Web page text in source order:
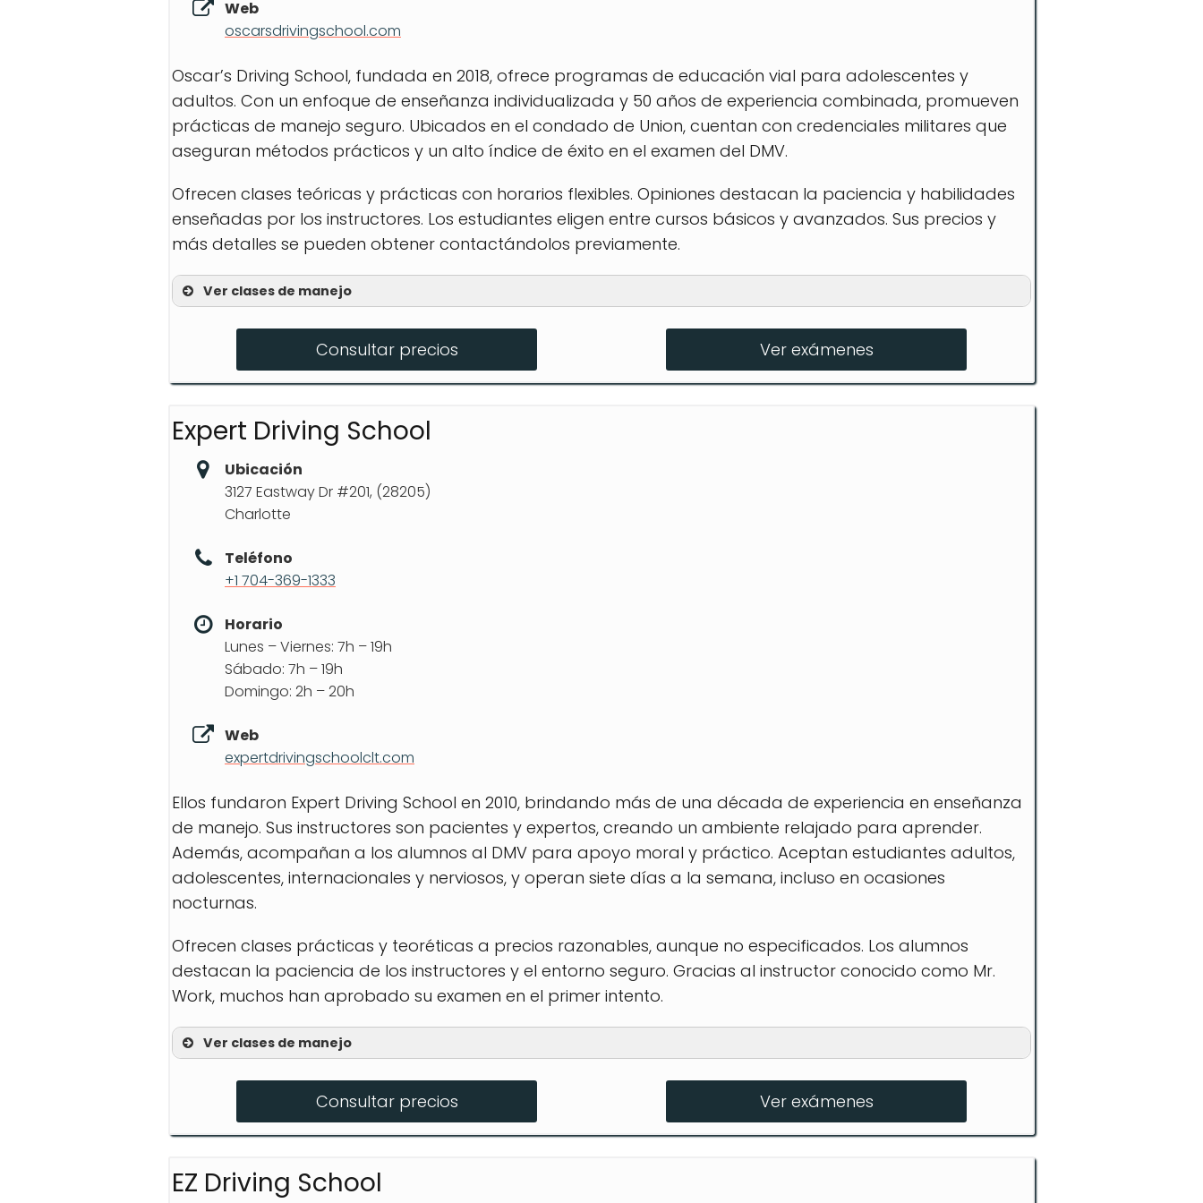
Web
oscarsdrivingschool.com
Oscar’s Driving School, fundada en 2018, ofrece programas de educación vial para adolescentes y
adultos. Con un enfoque de enseñanza individualizada y 50 años de experiencia combinada, promueven
prácticas de manejo seguro. Ubicados en el condado de Union, cuentan con credenciales militares que
aseguran métodos prácticos y un alto índice de éxito en el examen del DMV.
Ofrecen clases teóricas y prácticas con horarios flexibles. Opiniones destacan la paciencia y habilidades
enseñadas por los instructores. Los estudiantes eligen entre cursos básicos y avanzados. Sus precios y
más detalles se pueden obtener contactándolos previamente.
Ver clases de manejo
Registro de Adultos
Curso de Manejo Defensivo
Consultar precios Ver exámenes
Expert Driving School
Ubicación
3127 Eastway Dr #201, (28205)
Charlotte
Teléfono
+1 704-369-1333
Horario
Lunes – Viernes: 7h – 19h
Sábado: 7h – 19h
Domingo: 2h – 20h
Web
expertdrivingschoolclt.com
Ellos fundaron Expert Driving School en 2010, brindando más de una década de experiencia en enseñanza
de manejo. Sus instructores son pacientes y expertos, creando un ambiente relajado para aprender.
Además, acompañan a los alumnos al DMV para apoyo moral y práctico. Aceptan estudiantes adultos,
adolescentes, internacionales y nerviosos, y operan siete días a la semana, incluso en ocasiones
nocturnas.
Ofrecen clases prácticas y teoréticas a precios razonables, aunque no especificados. Los alumnos
destacan la paciencia de los instructores y el entorno seguro. Gracias al instructor conocido como Mr.
Work, muchos han aprobado su examen en el primer intento.
Ver clases de manejo
Práctica en carretera
Preparación para el examen del DMV
Consultar precios Ver exámenes
EZ Driving School